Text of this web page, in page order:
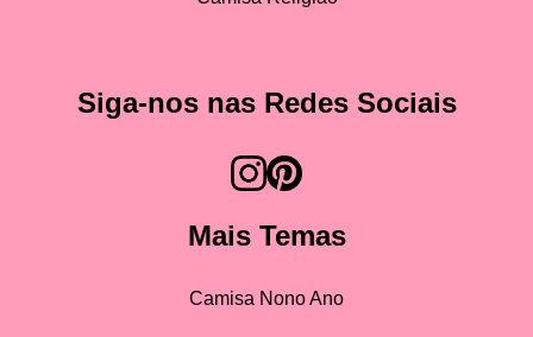
Siga-nos nas Redes Sociais
Mais Temas
Camisa Nono Ano